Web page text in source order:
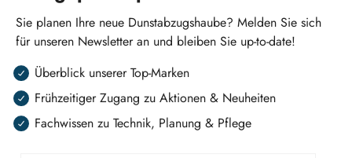
Sie planen Ihre neue Dunstabzugshaube? Melden Sie sich
für unseren Newsletter an und bleiben Sie up-to-date!
Überblick unserer Top-Marken
Frühzeitiger Zugang zu Aktionen & Neuheiten
Fachwissen zu Technik, Planung & Pflege